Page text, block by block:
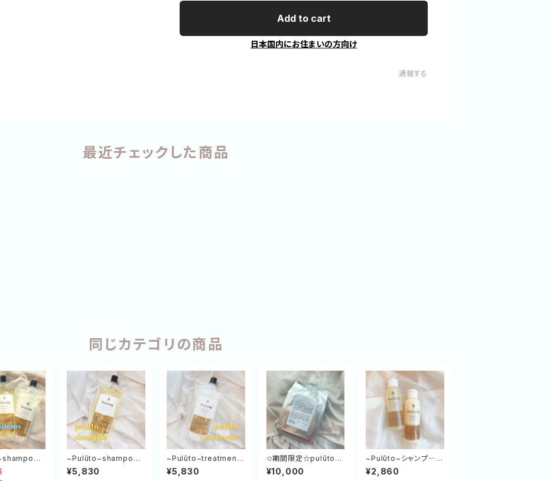
Add to cart
日本国内にお住まいの方向け
通報する
最近チェックした商品
同じカテゴリの商品
＆
コボトル
１）
~Pulūto~shampoo
エコボトル 500㎖
¥5,830
~Pulūto~treatment
エコボトル 500g
¥5,830
✩期間限定☆pulūto業
務用1ℓボトル「特別価格
￥10,000」
¥10,000
~Pulūto~シャンプ―＆
トリートメント120㎖/g
（2WEEKトライアルセ
¥2,860